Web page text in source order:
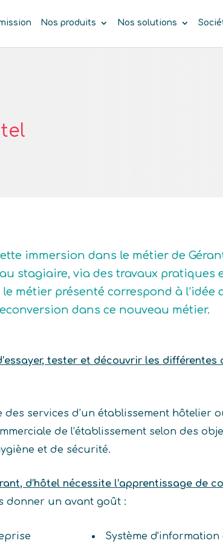
Nos produits Nos solutions
immersion dans le métier de
stagiaire, via des travaux pratiques
métier présenté correspond à l’idée
dans ce nouveau métier.
tester et découvrir les
des services d’un établissement hôtelier
de l’établissement selon des
et de sécurité.
d’hôtel nécessite l’apprentissage de
donner un avant goût :
Système